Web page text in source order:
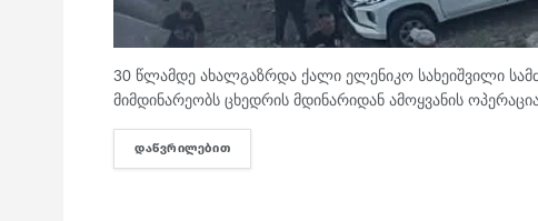
30 წლამდე ახალგაზრდა ქალი ელენიკო სახეიშვილი
მიმდინარეობს ცხედრის მდინარიდან ამოყვანის
ᲓᲐᲬᲕᲠᲘᲚᲔᲑᲘᲗ